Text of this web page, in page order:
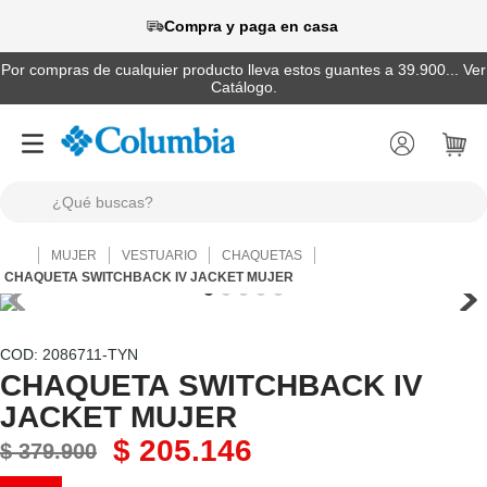
Compra y paga en casa
Por compras de cualquier producto lleva estos guantes a 39.900... Ver
Catálogo.
MUJER VESTUARIO
CHAQUETAS
CHAQUETA SWITCHBACK IV JACKET MUJER
: 2086711-TYN
CHAQUETA SWITCHBACK IV
JACKET MUJER
$ 379.900 $ 205.146
TÉRMINOS MÁS BUSCADOS
1.
camisas
3.
botas
4.
zapatillas
5.
gorras
pantalones hombre